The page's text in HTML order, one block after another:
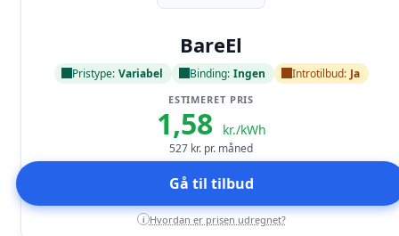
BareEl
Pristype: Variabel Binding: Ingen Introtilbud: Ja
ESTIMERET PRIS
1,58 kr./kWh
527 kr. pr. måned
Gå til tilbud
i Hvordan er prisen udregnet?